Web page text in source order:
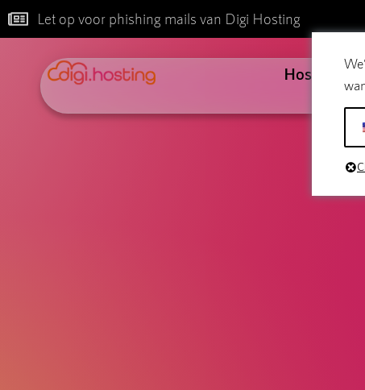
Let op voor phishing mails van Digi Hosting
Hosting